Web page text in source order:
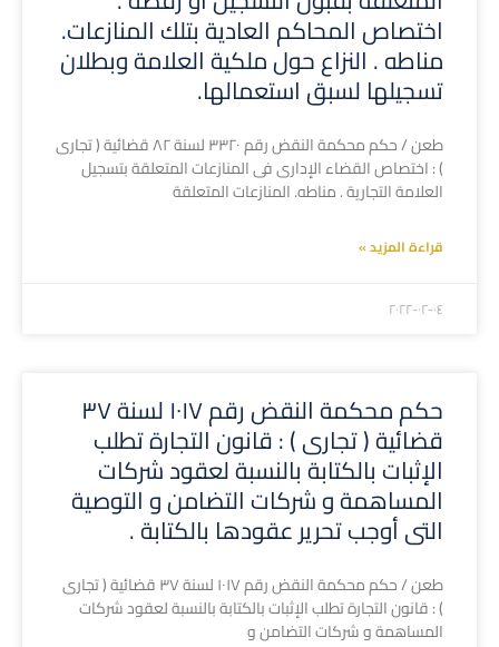
اختصاص المحاكم العادية بتلك المنازعات.
مناطه . النزاع حول ملكية العلامة وبطلان
تسجيلها لسبق استعمالها.
طعن / حكم محكمة النقض رقم ٣٣٢٠ لسنة ٨٢ قضائية ( تجارى
) : اختصاص القضاء الإدارى فى المنازعات المتعلقة بتسجيل
العلامة التجارية . مناطه. المنازعات المتعلقة
قراءة المزيد »
۲۰۲۲-۰۲-۰٤
حكم محكمة النقض رقم ١٠١٧ لسنة ٣٧
قضائية ( تجارى ) : قانون التجارة تطلب
الإثبات بالكتابة بالنسبة لعقود شركات
المساهمة و شركات التضامن و التوصية
التى أوجب تحرير عقودها بالكتابة .
طعن / حكم محكمة النقض رقم ١٠١٧ لسنة ٣٧ قضائية ( تجارى
) : قانون التجارة تطلب الإثبات بالكتابة بالنسبة لعقود شركات
المساهمة و شركات التضامن و